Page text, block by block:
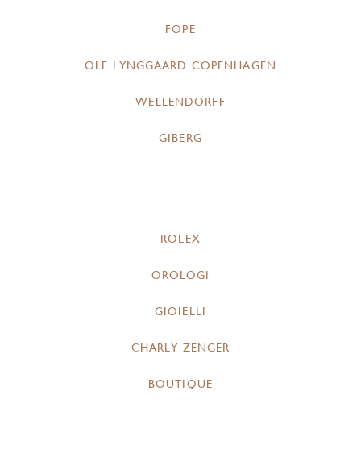
FOPE
OLE LYNGGAARD COPENHAGEN
WELLENDORFF
GIBERG
ROLEX
OROLOGI
GIOIELLI
CHARLY ZENGER
BOUTIQUE